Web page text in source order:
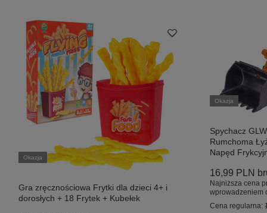
Okazja
Gra zręcznościowa Frytki dla dzieci 4+ i
dorosłych + 18 Frytek + Kubełek
Okazja
Spychacz
Rumchoma
Napęd
16,99 PLN
Najniższa cena
wprowadzeniem
Cena regularna: